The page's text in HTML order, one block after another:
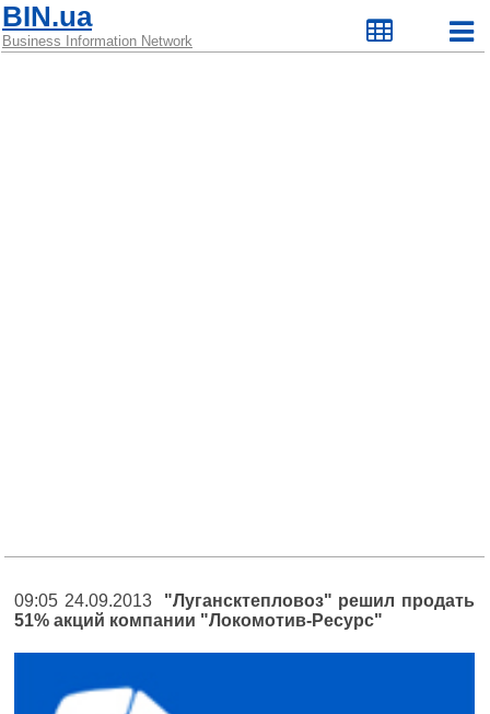
BIN.ua
Business Information Network
09:05 24.09.2013 "Лугансктепловоз" решил продать
51% акций компании "Локомотив-Ресурс"